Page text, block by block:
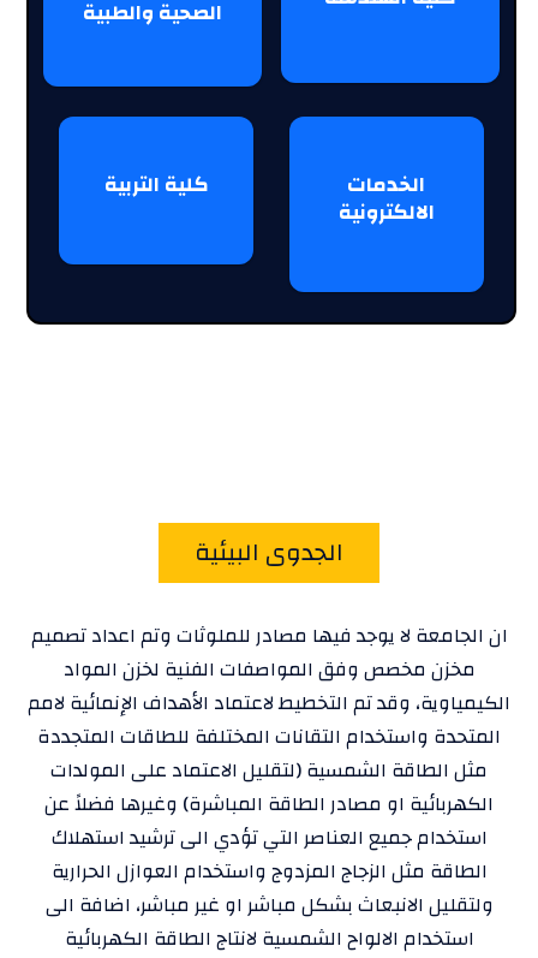
الصحية والطبية
كلية التربية الخدمات
الالكترونية
الجدوى البيئية
ان الجامعة لا يوجد فيها مصادر للملوثات وتم اعداد تصميم
مخزن مخصص وفق المواصفات الفنية لخزن المواد
الكيمياوية، وقد تم التخطيط لاعتماد الأهداف الإنمائية لامم
المتحدة واستخدام التقانات المختلفة للطاقات المتجددة
مثل الطاقة الشمسية (لتقليل الاعتماد على المولدات
الكهربائية او مصادر الطاقة المباشرة) وغيرها فضلاً عن
استخدام جميع العناصر التي تؤدي الى ترشيد استهلاك
الطاقة مثل الزجاج المزدوج واستخدام العوازل الحرارية
ولتقليل الانبعاث بشكل مباشر او غير مباشر، اضافة الى
استخدام الالواح الشمسية لانتاج الطاقة الكهربائية